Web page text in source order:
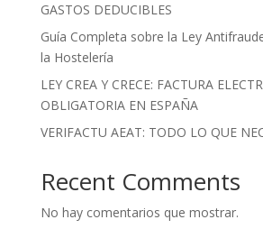
GASTOS DEDUCIBLES
Guía Completa sobre la Ley
la Hostelería
LEY CREA Y CRECE: FACTURA
OBLIGATORIA EN ESPAÑA
VERIFACTU AEAT: TODO LO QUE
Recent Comments
No hay comentarios que mostrar.